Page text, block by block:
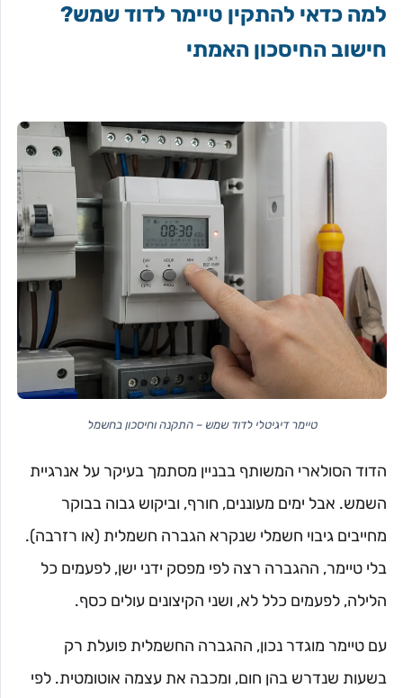
למה כדאי להתקין טיימר לדוד שמש?
חישוב החיסכון האמתי
טיימר דיגיטלי לדוד שמש – התקנה וחיסכון בחשמל
הדוד הסולארי המשותף בבניין מסתמך בעיקר על אנרגיית
השמש. אבל ימים מעוננים, חורף, וביקוש גבוה בבוקר
מחייבים גיבוי חשמלי שנקרא הגברה חשמלית (או רזרבה).
בלי טיימר, ההגברה רצה לפי מפסק ידני ישן, לפעמים כל
הלילה, לפעמים כלל לא, ושני הקיצונים עולים כסף.
עם טיימר מוגדר נכון, ההגברה החשמלית פועלת רק
בשעות שנדרש בהן חום, ומכבה את עצמה אוטומטית. לפי